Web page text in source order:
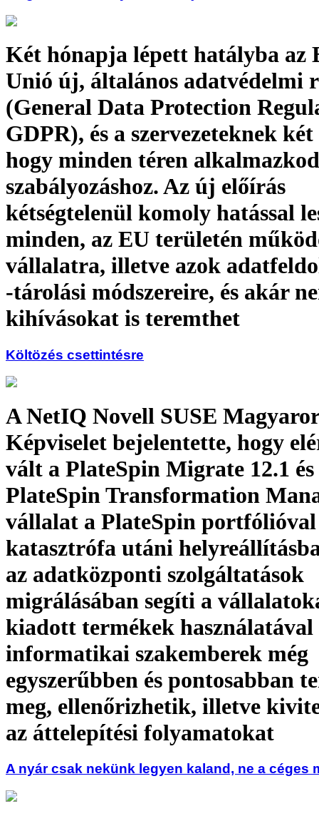
Két hónapja lépett hatályba az
Unió új, általános adatvédelmi
(General Data Protection
GDPR), és a szervezeteknek
hogy minden téren
szabályozáshoz. Az új előírás
kétségtelenül komoly hatással
minden, az EU területén
vállalatra, illetve azok
-tárolási módszereire, és akár
kihívásokat is teremthet
Költözés csettintésre
A NetIQ Novell SUSE
Képviselet bejelentette, hogy
vált a PlateSpin Migrate 12.1 és
PlateSpin Transformation
vállalat a PlateSpin
katasztrófa utáni
az adatközponti szolgáltatások
migrálásában segíti a
kiadott termékek használatával
informatikai szakemberek még
egyszerűbben és pontosabban
meg, ellenőrizhetik, illetve
az áttelepítési folyamatokat
A nyár csak nekünk legyen kaland, ne a céges